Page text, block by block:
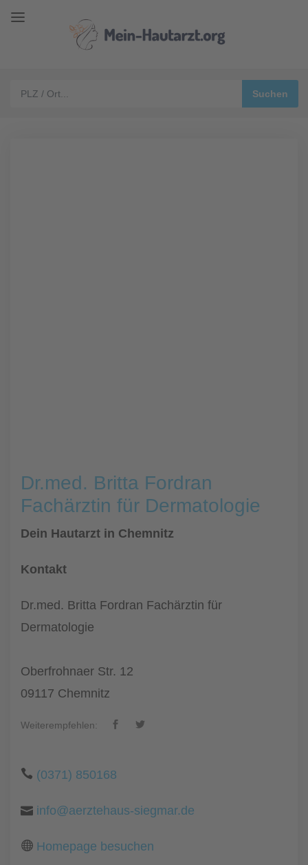
Dr.med. Britta Fordran
Fachärztin für Dermatologie
Dein Hautarzt in Chemnitz
Kontakt
Dr.med. Britta Fordran Fachärztin für
Dermatologie
Oberfrohnaer Str. 12
09117 Chemnitz
Weiterempfehlen:
(0371) 850168
info@aerztehaus-siegmar.de
Homepage besuchen